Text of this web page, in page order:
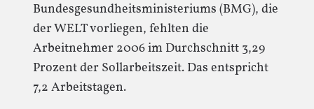
Bundesgesundheitsministeriums (BMG), die
der WELT vorliegen, fehlten die
Arbeitnehmer 2006 im Durchschnitt 3,29
Prozent der Sollarbeitszeit. Das entspricht
7,2 Arbeitstagen.